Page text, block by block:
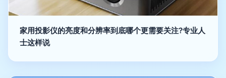
家用投影仪的亮度和分辨率到底哪个更需要关注?专业人
士这样说